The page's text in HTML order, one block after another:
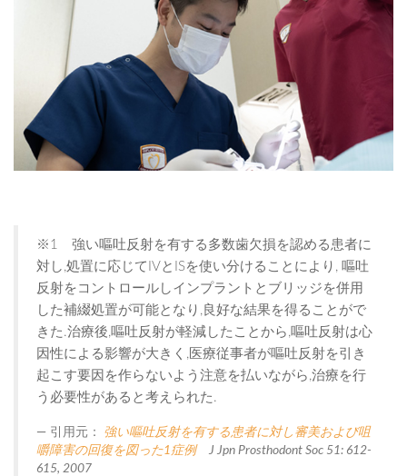
※1 強い嘔吐反射を有する多数歯欠損を認める患者に
対し,処置に応じてIVとISを使い分けることにより, 嘔吐
反射をコントロールしインプラントとブリッジを併用
した補綴処置が可能となり,良好な結果を得ることがで
きた.治療後,嘔吐反射が軽減したことから,嘔吐反射は心
因性による影響が大きく,医療従事者が嘔吐反射を引き
起こす要因を作らないよう注意を払いながら,治療を行
う必要性があると考えられた.
引用元：
強い嘔吐反射を有する患者に対し審美および咀
嚼障害の回復を図った1症例J Jpn Prosthodont Soc 51: 612-
615, 2007